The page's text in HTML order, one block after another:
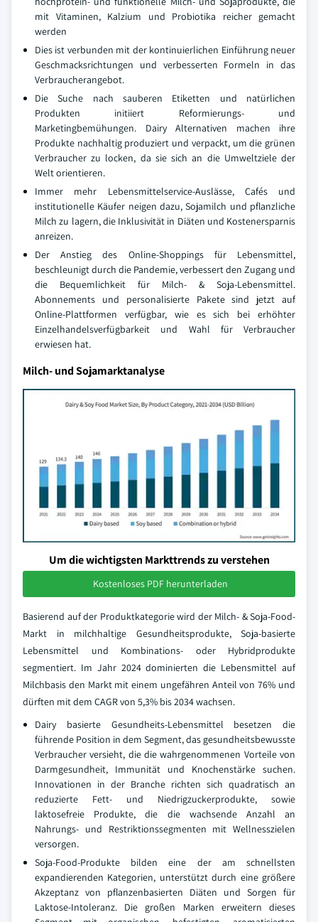
mit Vitaminen, Kalzium und Probiotika reicher gemacht
werden
Dies ist verbunden mit der kontinuierlichen Einführung neuer
Geschmacksrichtungen und verbesserten Formeln in das
Verbraucherangebot.
Die Suche nach sauberen Etiketten und natürlichen
Produkten initiiert Reformierungs- und
Marketingbemühungen. Dairy Alternativen machen ihre
Produkte nachhaltig produziert und verpackt, um die grünen
Verbraucher zu locken, da sie sich an die Umweltziele der
Welt orientieren.
Immer mehr Lebensmittelservice-Auslässe, Cafés und
institutionelle Käufer neigen dazu, Sojamilch und pflanzliche
Milch zu lagern, die Inklusivität in Diäten und Kostenersparnis
anreizen.
Der Anstieg des Online-Shoppings für Lebensmittel,
beschleunigt durch die Pandemie, verbessert den Zugang und
die Bequemlichkeit für Milch- & Soja-Lebensmittel.
Abonnements und personalisierte Pakete sind jetzt auf
Online-Plattformen verfügbar, wie es sich bei erhöhter
Einzelhandelsverfügbarkeit und Wahl für Verbraucher
erwiesen hat.
Milch- und Sojamarktanalyse
Um die wichtigsten Markttrends zu verstehen
Kostenloses PDF herunterladen
Basierend auf der Produktkategorie wird der Milch- & Soja-Food-
Markt in milchhaltige Gesundheitsprodukte, Soja-basierte
Lebensmittel und Kombinations- oder Hybridprodukte
segmentiert. Im Jahr 2024 dominierten die Lebensmittel auf
Milchbasis den Markt mit einem ungefähren Anteil von 76% und
dürften mit dem CAGR von 5,3% bis 2034 wachsen.
Dairy basierte Gesundheits-Lebensmittel besetzen die
führende Position in dem Segment, das gesundheitsbewusste
Verbraucher versieht, die die wahrgenommenen Vorteile von
Darmgesundheit, Immunität und Knochenstärke suchen.
Innovationen in der Branche richten sich quadratisch an
reduzierte Fett- und Niedrigzuckerprodukte, sowie
laktosefreie Produkte, die die wachsende Anzahl an
Nahrungs- und Restriktionssegmenten mit Wellnesszielen
versorgen.
Soja-Food-Produkte bilden eine der am schnellsten
expandierenden Kategorien, unterstützt durch eine größere
Akzeptanz von pflanzenbasierten Diäten und Sorgen für
Laktose-Intoleranz. Die großen Marken erweitern dieses